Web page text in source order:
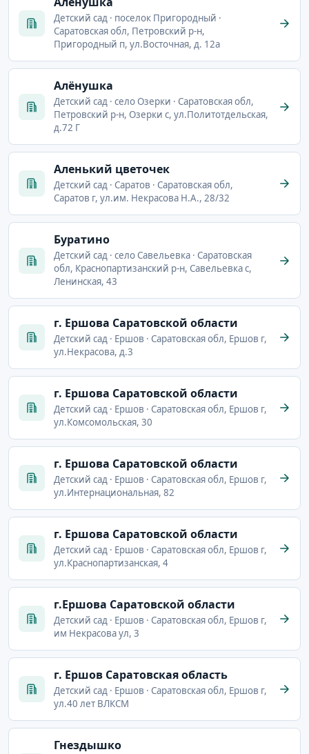
Детский сад · поселок Пригородный ·
Саратовская обл, Петровский р-н,
Пригородный п, ул.Восточная, д. 12а
Алёнушка
Детский сад · село Озерки · Саратовская обл,
Петровский р-н, Озерки с, ул.Политотдельская,
д.72 Г
Аленький цветочек
Детский сад · Саратов · Саратовская обл,
Саратов г, ул.им. Некрасова Н.А., 28/32
Буратино
Детский сад · село Савельевка · Саратовская
обл, Краснопартизанский р-н, Савельевка с,
Ленинская, 43
г. Ершова Саратовской области
Детский сад · Ершов · Саратовская обл, Ершов г,
ул.Некрасова, д.3
г. Ершова Саратовской области
Детский сад · Ершов · Саратовская обл, Ершов г,
ул.Комсомольская, 30
г. Ершова Саратовской области
Детский сад · Ершов · Саратовская обл, Ершов г,
ул.Интернациональная, 82
г. Ершова Саратовской области
Детский сад · Ершов · Саратовская обл, Ершов г,
ул.Краснопартизанская, 4
г.Ершова Саратовской области
Детский сад · Ершов · Саратовская обл, Ершов г,
им Некрасова ул, 3
г. Ершов Саратовская область
Детский сад · Ершов · Саратовская обл, Ершов г,
ул.40 лет ВЛКСМ
Гнездышко